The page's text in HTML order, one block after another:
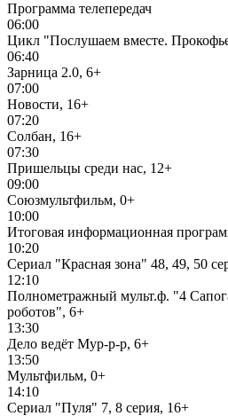
Программа телепередач
06:00
Цикл "Послушаем вместе.
06:40
Зарница 2.0, 6+
07:00
Новости, 16+
07:20
Солбан, 16+
07:30
Пришельцы среди нас, 12+
09:00
Союзмультфильм, 0+
10:00
Итоговая информационная
10:20
Сериал "Красная зона" 48, 49, 50
12:10
Полнометражный мульт.ф. "4
роботов", 6+
13:30
Дело ведёт Мур-р-р, 6+
13:50
Мультфильм, 0+
14:10
Сериал "Пуля" 7, 8 серия, 16+